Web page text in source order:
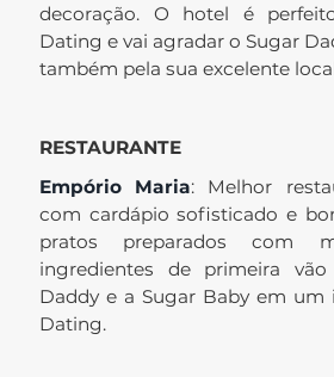
decoração. O hotel é
Dating e vai agradar o Sugar
também pela sua excelente
RESTAURANTE
Empório Maria: Melhor
com cardápio sofisticado e
pratos preparados com
ingredientes de primeira
Daddy e a Sugar Baby em um
Dating.